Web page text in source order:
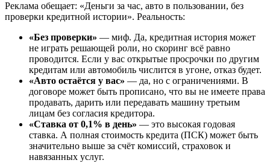
Реклама обещает: «Деньги за час, авто в пользовании, без
проверки кредитной истории». Реальность:
«Без проверки» — миф. Да, кредитная история может
не играть решающей роли, но скоринг всё равно
проводится. Если у вас открытые просрочки по другим
кредитам или автомобиль числится в угоне, отказ будет.
«Авто остаётся у вас» — да, но с ограничениями. В
договоре может быть прописано, что вы не имеете права
продавать, дарить или передавать машину третьим
лицам без согласия кредитора.
«Ставка от 0,1% в день» — это высокая годовая
ставка. А полная стоимость кредита (ПСК) может быть
значительно выше за счёт комиссий, страховок и
навязанных услуг.